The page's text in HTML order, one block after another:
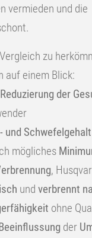
vermieden und die
zu
auf einem Blick:
der
und Schwefelgehalt
mögliches
,
und verbrennt
ohne
der